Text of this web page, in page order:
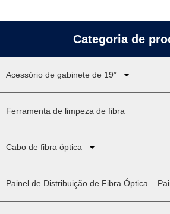
Categoria de
Acessório de gabinete de 19”
Ferramenta de limpeza de fibra
Cabo de fibra óptica
Painel de Distribuição de Fibra Óptica –